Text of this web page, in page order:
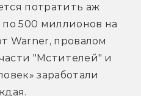
потратить аж
500 миллионов на
Warner, провалом
"Мстителей" и
заработали